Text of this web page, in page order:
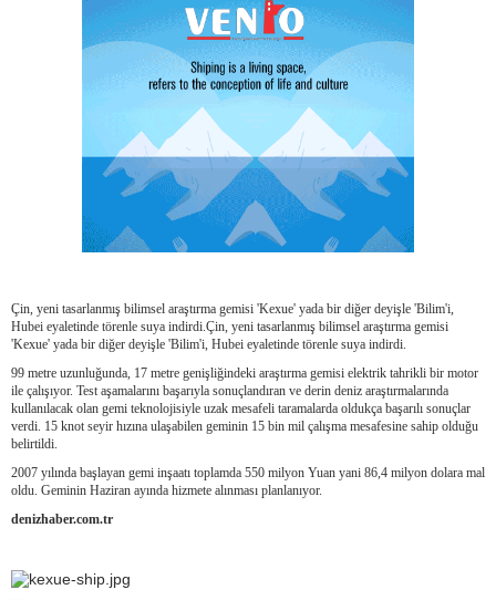
Çin, yeni tasarlanmış bilimsel araştırma gemisi 'Kexue' yada bir diğer deyişle 'Bilim'i,
Hubei eyaletinde törenle suya indirdi.Çin, yeni tasarlanmış bilimsel araştırma gemisi
'Kexue' yada bir diğer deyişle 'Bilim'i, Hubei eyaletinde törenle suya indirdi.
99 metre uzunluğunda, 17 metre genişliğindeki araştırma gemisi elektrik tahrikli bir motor
ile çalışıyor. Test aşamalarını başarıyla sonuçlandıran ve derin deniz araştırmalarında
kullanılacak olan gemi teknolojisiyle uzak mesafeli taramalarda oldukça başarılı sonuçlar
verdi. 15 knot seyir hızına ulaşabilen geminin 15 bin mil çalışma mesafesine sahip olduğu
belirtildi.
2007 yılında başlayan gemi inşaatı toplamda 550 milyon Yuan yani 86,4 milyon dolara mal
oldu. Geminin Haziran ayında hizmete alınması planlanıyor.
denizhaber.com.tr